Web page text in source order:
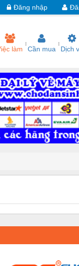
Đăng nhập
làm Cần mua Dịch